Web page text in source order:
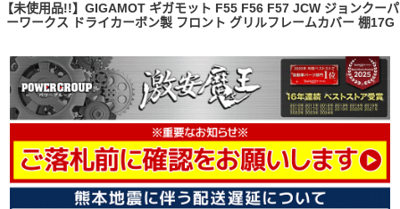
【未使用品!!】GIGAMOT ギガモット F55 F56 F57 JCW ジョンクーパ
ーワークス ドライカーボン製 フロント グリルフレームカバー 棚17G